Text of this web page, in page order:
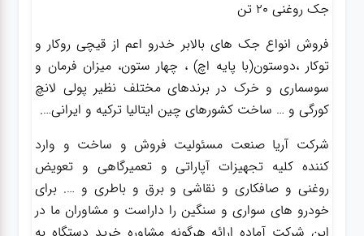
جک روغنی ۲۰ تن
فروش انواع جک های بالابر خدرو اعم از قیچی روکار و
توکار ،دوستون(با پایه اچ) ، چهار ستون، میزان فرمان و
سوسماری و خرک در برندهای مختلف نظیر پولی لانچ
کورگی و … ساخت کشورهای چین ایتالیا ترکیه و ایرانی….
شرکت آریا صنعت مسئولیت فروش و ساخت و وارد
کننده کلیه تجهیزات آپاراتی و تعمیرگاهی و تعویض
روغنی و صافکاری و نقاشی و برق و باطری و …. برای
خودرو های سواری و سنگین را داراست و مشاوران ما در